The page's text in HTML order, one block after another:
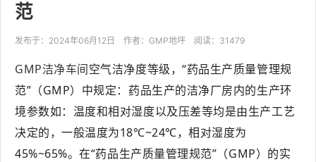
范
发布于：2024年06月12日 作者：GMP地坪 阅读：31479
GMP洁净车间空气洁净度等级，“药品生产质量管理规
范”（GMP）中规定：药品生产的洁净厂房内的生产环
境参数如：温度和相对湿度以及压差等均是由生产工艺
决定的，一般温度为18℃~24℃，相对湿度为
45%~65%。在“药品生产质量管理规范”（GMP）的实